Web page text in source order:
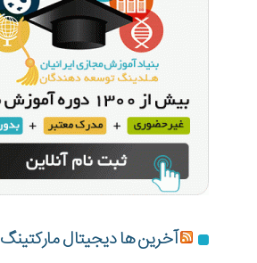
آخرین ها دیجیتال مارکتینگ